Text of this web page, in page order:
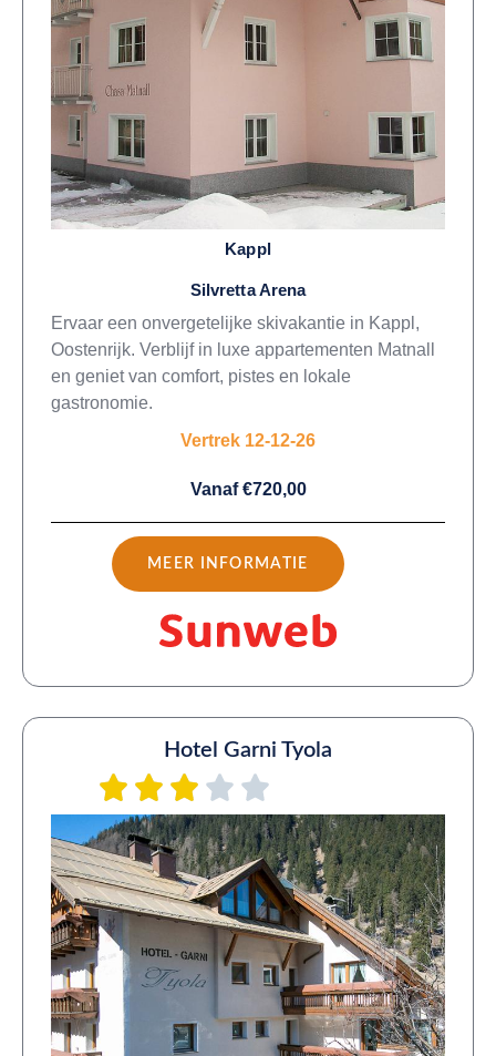
Kappl
Silvretta Arena
Ervaar een onvergetelijke skivakantie in Kappl,
Oostenrijk. Verblijf in luxe appartementen Matnall
en geniet van comfort, pistes en lokale
gastronomie.
Vertrek 12-12-26
Vanaf €720,00
MEER INFORMATIE
Hotel Garni Tyola